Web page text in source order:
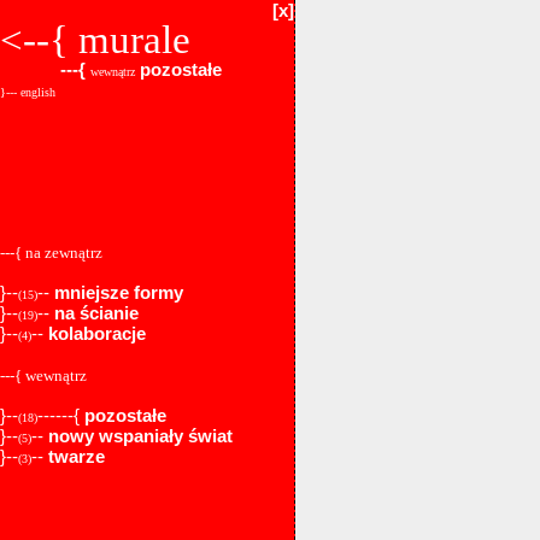
[x]
<--{ murale
---{ wewnątrz pozostałe
}--- english
---{ na zewnątrz
}--(15)-- mniejsze formy
}--(19)-- na ścianie
}--(4)-- kolaboracje
---{ wewnątrz
}--(18)------{ pozostałe
}--(5)-- nowy wspaniały świat
}--(3)-- twarze